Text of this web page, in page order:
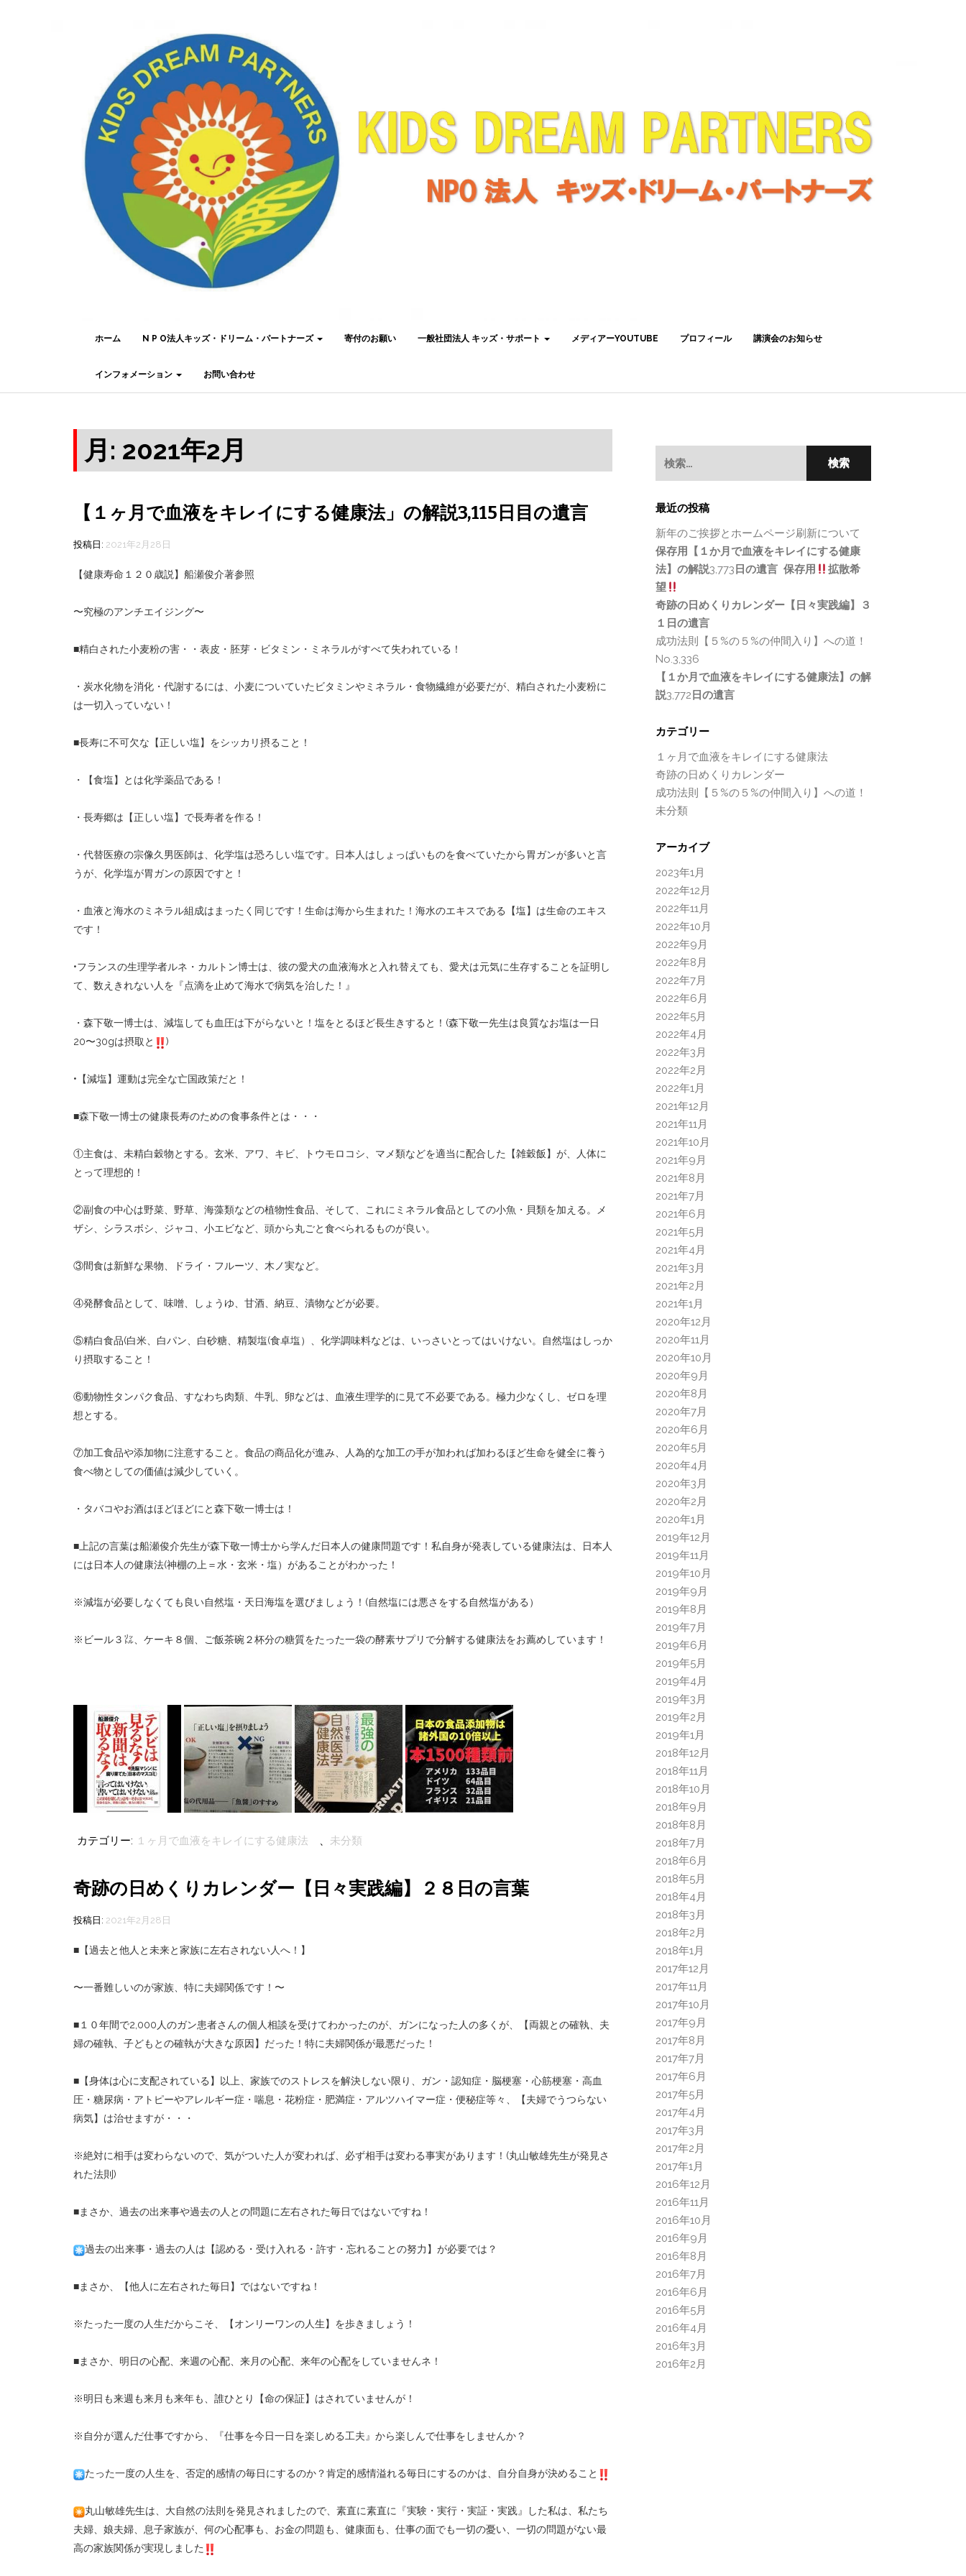
ホーム N P O法人キッズ・ドリーム・パートナーズ 寄付のお願い 一般社団法人 キッズ・サポート メディアーYOUTUBE プロフィール 講演会のお知らせ
インフォメーション お問い合わせ
月: 2021年2月
【１ヶ月で血液をキレイにする健康法」の解説3,115日目の遺言
投稿日: 2021年2月28日
【健康寿命１２０歳説】船瀬俊介著参照
〜究極のアンチエイジング〜
■精白された小麦粉の害・・表皮・胚芽・ビタミン・ミネラルがすべて失われている！
・炭水化物を消化・代謝するには、小麦についていたビタミンやミネラル・食物繊維が必要だが、精白された小麦粉に
は一切入っていない！
■長寿に不可欠な【正しい塩】をシッカリ摂ること！
・【食塩】とは化学薬品である！
・長寿郷は【正しい塩】で長寿者を作る！
・代替医療の宗像久男医師は、化学塩は恐ろしい塩です。日本人はしょっぱいものを食べていたから胃ガンが多いと言
うが、化学塩が胃ガンの原因ですと！
・血液と海水のミネラル組成はまったく同じです！生命は海から生まれた！海水のエキスである【塩】は生命のエキス
です！
•フランスの生理学者ルネ・カルトン博士は、彼の愛犬の血液海水と入れ替えても、愛犬は元気に生存することを証明し
て、数えきれない人を『点滴を止めて海水で病気を治した！』
・森下敬一博士は、減塩しても血圧は下がらないと！塩をとるほど長生きすると！ (森下敬一先生は良質なお塩は一日
20〜30gは摂取と )
• 【減塩】運動は完全な亡国政策だと！
■森下敬一博士の健康長寿のための食事条件とは・・・
①主食は、未精白穀物とする。玄米、アワ、キビ、トウモロコシ、マメ類などを適当に配合した【雑穀飯】が、人体に
とって理想的！
②副食の中心は野菜、野草、海藻類などの植物性食品、そして、これにミネラル食品としての小魚・貝類を加える。メ
ザシ、シラスボシ、ジャコ、小エビなど、頭から丸ごと食べられるものが良い。
③間食は新鮮な果物、ドライ・フルーツ、木ノ実など。
④発酵食品として、味噌、しょうゆ、甘酒、納豆、漬物などが必要。
⑤精白食品(白米、白パン、白砂糖、精製塩(食卓塩）、化学調味料などは、いっさいとってはいけない。自然塩はしっか
り摂取すること！
⑥動物性タンパク食品、すなわち肉類、牛乳、卵などは、血液生理学的に見て不必要である。極力少なくし、ゼロを理
想とする。
⑦加工食品や添加物に注意すること。食品の商品化が進み、人為的な加工の手が加われば加わるほど生命を健全に養う
食べ物としての価値は減少していく。
・タバコやお酒はほどほどにと森下敬一博士は！
■上記の言葉は船瀬俊介先生が森下敬一博士から学んだ日本人の健康問題です！私自身が発表している健康法は、日本人
には日本人の健康法(神棚の上＝水・玄米・塩）があることがわかった！
※減塩が必要しなくても良い自然塩・天日海塩を選びましょう！ (自然塩には悪さをする自然塩がある）
※ ビール３㍑、ケーキ８個、ご飯茶碗２杯分の糖質をたった一袋の酵素サプリで分解する健康法をお薦めしています！
カテゴリー: １ヶ月で血液をキレイにする健康法 、 未分類
奇跡の日めくりカレンダー【日々実践編】２８日の言葉
投稿日: 2021年2月28日
■ 【過去と他人と未来と家族に左右されない人へ！】
〜一番難しいのが家族、特に夫婦関係です！〜
■１０年間で2,000人のガン患者さんの個人相談を受けてわかったのが、ガンになった人の多くが、【両親との確執、夫
婦の確執、子どもとの確執が大きな原因】だった！特に夫婦関係が最悪だった！
■ 【身体は心に支配されている】以上、家族でのストレスを解決しない限り、ガン・認知症・脳梗塞・心筋梗塞・高血
圧・糖尿病・アトピーやアレルギー症・喘息・花粉症・肥満症・アルツハイマー症・便秘症等々、【夫婦でうつらない
病気】は治せますが・・・
※絶対に相手は変わらないので、気がついた人が変われば、必ず相手は変わる事実があります！ (丸山敏雄先生が発見さ
れた法則 )
■まさか、過去の出来事や過去の人との問題に左右された毎日ではないですね！
過去の出来事・過去の人は【認める・受け入れる・許す・忘れることの努力】が必要では？
■まさか、【他人に左右された毎日】ではないですね！
※たった一度の人生だからこそ、【オンリーワンの人生】を歩きましょう！
■まさか、明日の心配、来週の心配、来月の心配、来年の心配をしていませんネ！
※明日も来週も来月も来年も、誰ひとり【命の保証】はされていませんが！
※ 自分が選んだ仕事ですから、『仕事を今日一日を楽しめる工夫』から楽しんで仕事をしませんか？
たった一度の人生を、否定的感情の毎日にするのか？肯定的感情溢れる毎日にするのかは、自分自身が決めること
丸山敏雄先生は、大自然の法則を発見されましたので、素直に素直に『実験・実行・実証・実践』した私は、私たち
夫婦、娘夫婦、息子家族が、何の心配事も、お金の問題も、健康面も、仕事の面でも一切の憂い、一切の問題がない最
高の家族関係が実現しました
最近の投稿
新年のご挨拶とホームページ刷新について
保存用【１か月で血液をキレイにする健康
法】の解説3,773 日の遺言 保存用
拡散希
望
奇跡の日めくりカレンダー【日々実践編】３
１日の遺言
成功法則【５%の５%の仲間入り】への道！
No.3,336
【１か月で血液をキレイにする健康法】の解
説3,772 日の遺言
カテゴリー
１ヶ月で血液をキレイにする健康法
奇跡の日めくりカレンダー
成功法則【５%の５%の仲間入り】への道！
未分類
アーカイブ
2023年1月
2022年12月
2022年11月
2022年10月
2022年9月
2022年8月
2022年7月
2022年6月
2022年5月
2022年4月
2022年3月
2022年2月
2022年1月
2021年12月
2021年11月
2021年10月
2021年9月
2021年8月
2021年7月
2021年6月
2021年5月
2021年4月
2021年3月
2021年2月
2021年1月
2020年12月
2020年11月
2020年10月
2020年9月
2020年8月
2020年7月
2020年6月
2020年5月
2020年4月
2020年3月
2020年2月
2020年1月
2019年12月
2019年11月
2019年10月
2019年9月
2019年8月
2019年7月
2019年6月
2019年5月
2019年4月
2019年3月
2019年2月
2019年1月
2018年12月
2018年11月
2018年10月
2018年9月
2018年8月
2018年7月
2018年6月
2018年5月
2018年4月
2018年3月
2018年2月
2018年1月
2017年12月
2017年11月
2017年10月
2017年9月
2017年8月
2017年7月
2017年6月
2017年5月
2017年4月
2017年3月
2017年2月
2017年1月
2016年12月
2016年11月
2016年10月
2016年9月
2016年8月
2016年7月
2016年6月
2016年5月
2016年4月
2016年3月
2016年2月